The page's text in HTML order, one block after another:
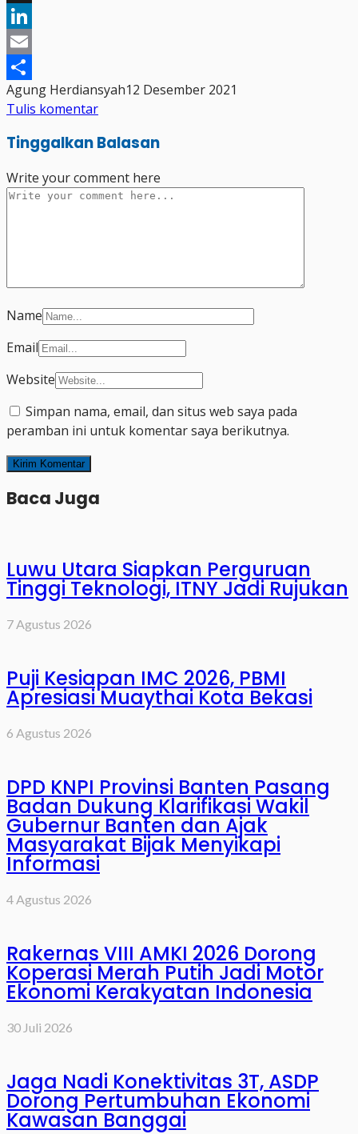
X
LinkedIn
Email
Share
Agung Herdiansyah12 Desember 2021
Tulis komentar
Tinggalkan Balasan
Write your comment here
Name
Email
Website
Simpan nama, email, dan situs web saya pada
peramban ini untuk komentar saya berikutnya.
Baca Juga
Luwu Utara Siapkan Perguruan
Tinggi Teknologi, ITNY Jadi Rujukan
7 Agustus 2026
Puji Kesiapan IMC 2026, PBMI
Apresiasi Muaythai Kota Bekasi
6 Agustus 2026
DPD KNPI Provinsi Banten Pasang
Badan Dukung Klarifikasi Wakil
Gubernur Banten dan Ajak
Masyarakat Bijak Menyikapi
Informasi
4 Agustus 2026
Rakernas VIII AMKI 2026 Dorong
Koperasi Merah Putih Jadi Motor
Ekonomi Kerakyatan Indonesia
30 Juli 2026
Jaga Nadi Konektivitas 3T, ASDP
Dorong Pertumbuhan Ekonomi
Kawasan Banggai